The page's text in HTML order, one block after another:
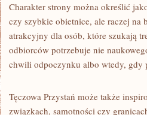
Charakter strony można określić
czy szybkie obietnice, ale raczej na
atrakcyjny dla osób, które szukają
odbiorców potrzebuje nie
chwili odpoczynku albo wtedy, gdy
Tęczowa Przystań może także
związkach, samotności czy